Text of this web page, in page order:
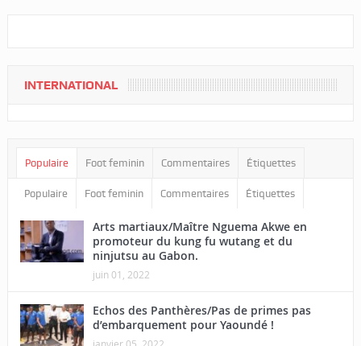
INTERNATIONAL
Populaire Foot feminin Commentaires Étiquettes
Populaire Foot feminin Commentaires Étiquettes
Arts martiaux/Maître Nguema Akwe en
promoteur du kung fu wutang et du
ninjutsu au Gabon.
juin 01, 2022
Echos des Panthères/Pas de primes pas
d’embarquement pour Yaoundé !
janvier 05, 2022